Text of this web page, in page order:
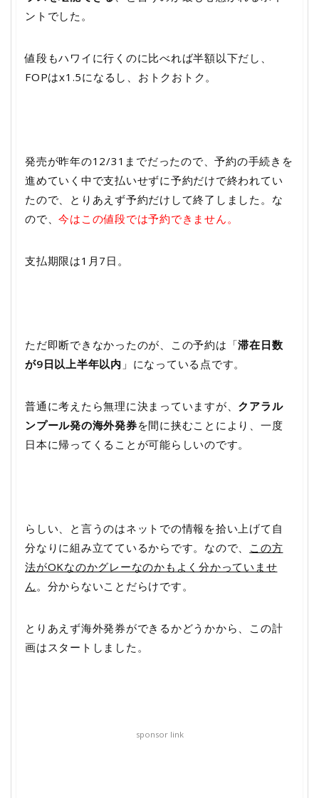
ントでした。
値段もハワイに行くのに比べれば半額以下だし、
FOPはx1.5になるし、おトクおトク。
発売が昨年の12/31までだったので、予約の手続きを
進めていく中で支払いせずに予約だけで終われてい
たので、とりあえず予約だけして終了しました。な
ので、今はこの値段では予約できません。
支払期限は1月7日。
ただ即断できなかったのが、この予約は「滞在日数
が9日以上半年以内 」になっている点です。
普通に考えたら無理に決まっていますが、 クアラル
ンプール発の海外発券を間に挟むことにより、一度
日本に帰ってくることが可能らしいのです。
らしい、と言うのはネットでの情報を拾い上げて自
分なりに組み立てているからです。なので、 この方
法がOKなのかグレーなのかもよく分かっていませ
ん。分からないことだらけです。
とりあえず海外発券ができるかどうかから、この計
画はスタートしました。
sponsor link